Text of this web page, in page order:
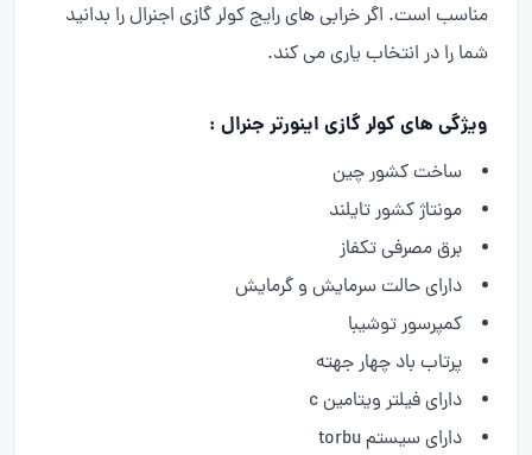
مناسب است. اگر خرابی های رایج کولر گازی اجنرال را بدانید
شما را در انتخاب یاری می کند.
ویژگی های کولر گازی اینورتر جنرال :
ساخت کشور چین
مونتاژ کشور تایلند
برق مصرفی تکفاز
دارای حالت سرمایش و گرمایش
کمپرسور توشیبا
پرتاب باد چهار جهته
دارای فیلتر ویتامین c
دارای سیستم torbu